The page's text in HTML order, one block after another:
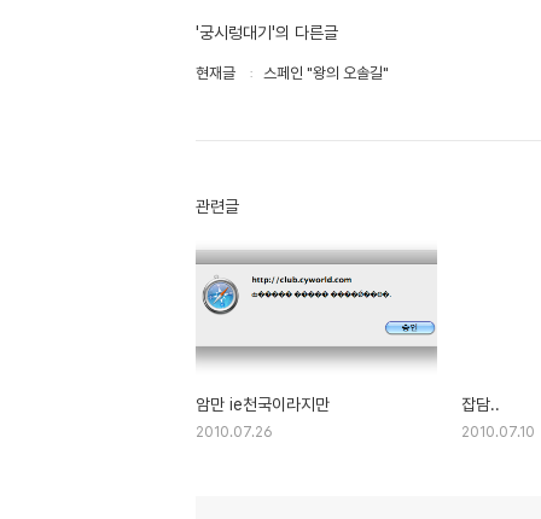
'궁시렁대기'의 다른글
현재글 스페인 "왕의 오솔길"
관련글
암만 ie천국이라지만
2010.07.26
잡담..
2010.07.10